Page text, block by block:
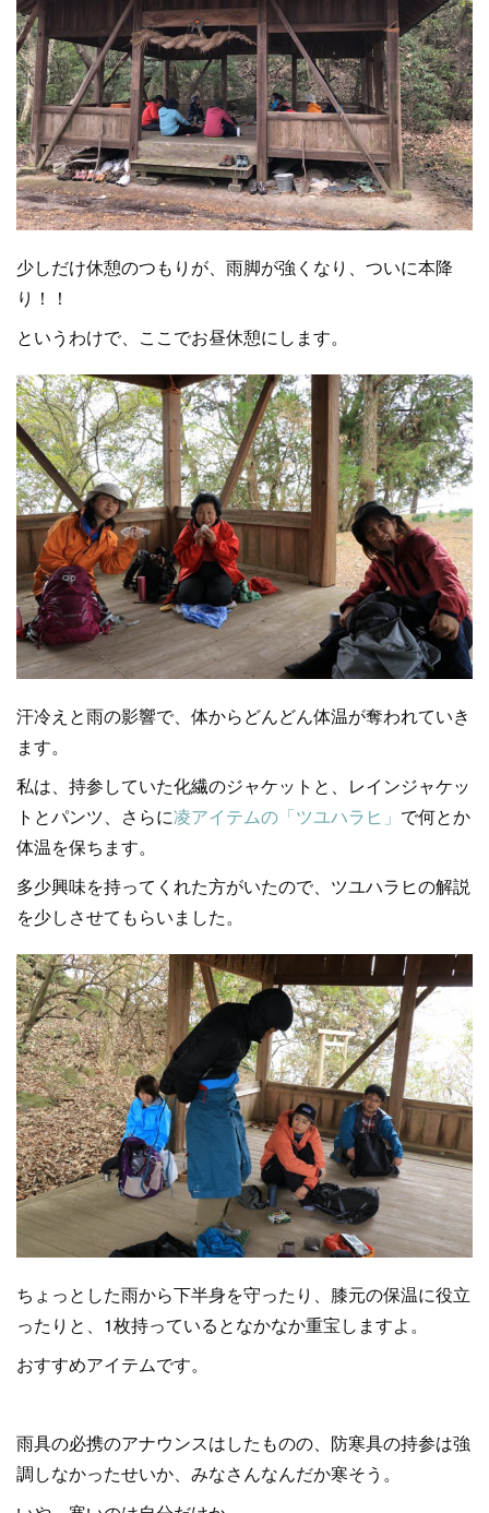
少しだけ休憩のつもりが、雨脚が強くなり、ついに本降
り！！
というわけで、ここでお昼休憩にします。
汗冷えと雨の影響で、体からどんどん体温が奪われていき
ます。
私は、持参していた化繊のジャケットと、レインジャケッ
トとパンツ、さらに凌アイテムの「ツユハラヒ」 で何とか
体温を保ちます。
多少興味を持ってくれた方がいたので、ツユハラヒの解説
を少しさせてもらいました。
ちょっとした雨から下半身を守ったり、膝元の保温に役立
ったりと、1枚持っているとなかなか重宝しますよ。
おすすめアイテムです。
雨具の必携のアナウンスはしたものの、防寒具の持参は強
調しなかったせいか、みなさんなんだか寒そう。